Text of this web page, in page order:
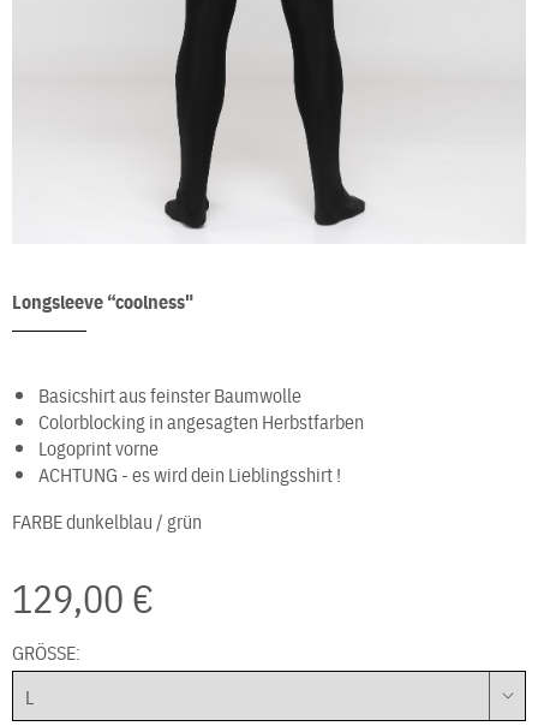
Longsleeve “coolness"
Basicshirt aus feinster Baumwolle
Colorblocking in angesagten Herbstfarben
Logoprint vorne
ACHTUNG - es wird dein Lieblingsshirt !
FARBEdunkelblau / grün
129,00 €
GRÖSSE: